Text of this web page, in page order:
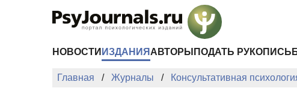
НОВОСТИ ИЗДАНИЯ АВТОРЫ ПОДАТЬ РУКОПИСЬ
Главная Журналы Консультативная